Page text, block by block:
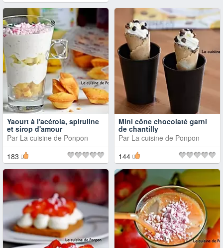
Yaourt à l'acérola, spiruline
et sirop d'amour
Par La cuisine de Ponpon
183
Mini cône chocolaté garni
de chantilly
Par La cuisine de Ponpon
144